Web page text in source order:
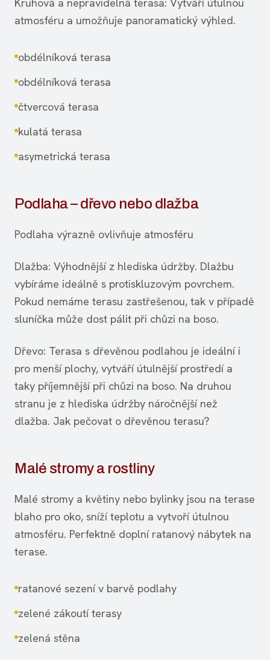
atmosféru a umožňuje panoramatický výhled.
obdélníková terasa
obdélníková terasa
čtvercová terasa
kulatá terasa
asymetrická terasa
Podlaha – dřevo nebo dlažba
Podlaha výrazně ovlivňuje atmosféru
Dlažba: Výhodnější z hlediska údržby. Dlažbu
vybíráme ideálně s protiskluzovým povrchem.
Pokud nemáme terasu zastřešenou, tak v případě
sluníčka může dost pálit při chůzi na boso.
Dřevo: Terasa s dřevěnou podlahou je ideální i
pro menší plochy, vytváří útulnější prostředí a
taky příjemnější při chůzi na boso. Na druhou
stranu je z hlediska údržby náročnější než
dlažba. Jak pečovat o dřevěnou terasu?
Malé stromy a rostliny
Malé stromy a květiny nebo bylinky jsou na terase
blaho pro oko, sníží teplotu a vytvoří útulnou
atmosféru. Perfektně doplní ratanový nábytek na
terase.
ratanové sezení v barvě podlahy
zelené zákoutí terasy
zelená stěna